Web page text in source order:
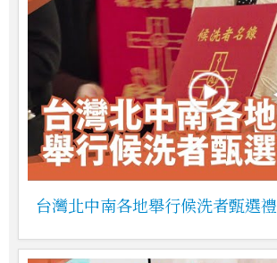
台灣北中南各地舉行候洗者甄選禮